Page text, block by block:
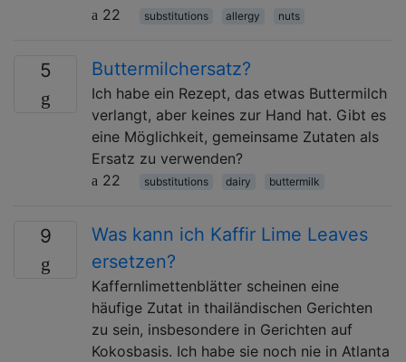
22
substitutions allergy nuts
5 Buttermilchersatz?
Ich habe ein Rezept, das etwas Buttermilch
verlangt, aber keines zur Hand hat. Gibt es
eine Möglichkeit, gemeinsame Zutaten als
Ersatz zu verwenden?
22
substitutions dairy buttermilk
9
Was kann ich Kaffir Lime Leaves
ersetzen?
Kaffernlimettenblätter scheinen eine
häufige Zutat in thailändischen Gerichten
zu sein, insbesondere in Gerichten auf
Kokosbasis. Ich habe sie noch nie in Atlanta